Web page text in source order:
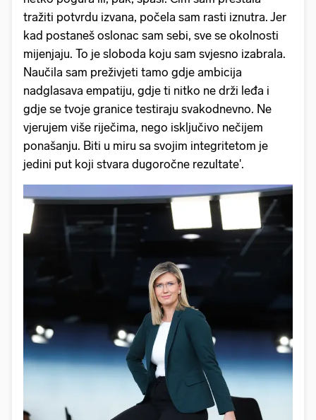
tražiti potvrdu izvana, počela sam rasti iznutra. Jer
kad postaneš oslonac sam sebi, sve se okolnosti
mijenjaju. To je sloboda koju sam svjesno izabrala.
Naučila sam preživjeti tamo gdje ambicija
nadglasava empatiju, gdje ti nitko ne drži leđa i
gdje se tvoje granice testiraju svakodnevno. Ne
vjerujem više riječima, nego isključivo nečijem
ponašanju. Biti u miru sa svojim integritetom je
jedini put koji stvara dugoročne rezultate'.